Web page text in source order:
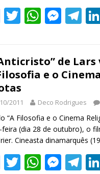
F
b
o
o
k
T
er
W
s
A
p
p
M
e
n
g
er
T
gr
a
m
de
e o
2011 Deco Rodrigues
“A Filosofia e o Cinema
(dia 28 de outubro), o
Cineasta dinamarquês
F T W M T